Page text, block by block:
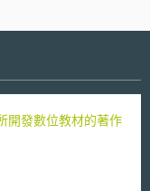
開發數位教材的著作